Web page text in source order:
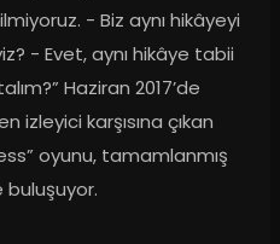
- Biz aynı hikâyeyi
- Evet, aynı hikâye tabii
Haziran 2017’de
izleyici karşısına çıkan
oyunu, tamamlanmış
buluşuyor.